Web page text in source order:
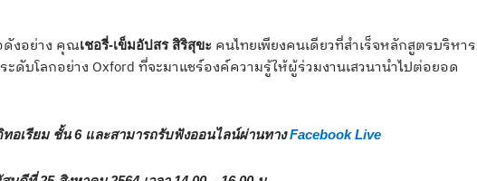
ดังอย่าง คุณเชอรี่-เข็มอัปสร สิริสุขะคนไทยเพียงคนเดียวที่สำเร็จหลักสูตรบริหาร
ดับโลกอย่าง Oxford ที่จะมาแชร์องค์ความรู้ให้ผู้ร่วมงานเสวนานำไปต่อยอด
ทอเรียม ชั้น6 และสามารถรับฟังออนไลน์ผ่านทาง Facebook Live